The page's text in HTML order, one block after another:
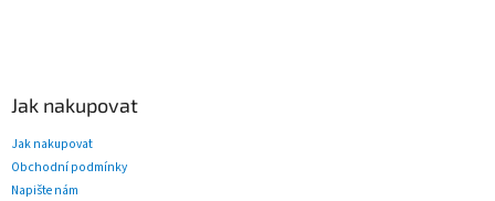
Jak nakupovat
Jak nakupovat
Obchodní podmínky
Napište nám